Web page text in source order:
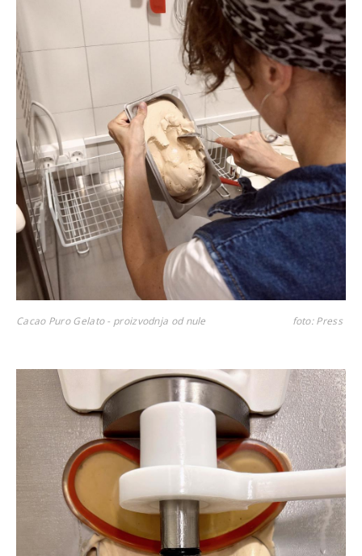
Cacao Puro Gelato - proizvodnja od nule foto: Press